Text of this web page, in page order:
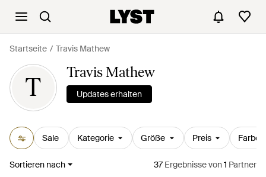
Startseite Travis Mathew
T
Travis Mathew
Updates erhalten
Sale Kategorie Größe Preis Farbe
Sortieren nach 37Ergebnissevon1 Partner